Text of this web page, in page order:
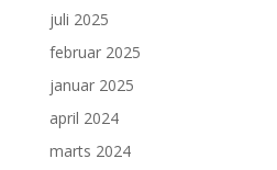
juli 2025
februar 2025
januar 2025
april 2024
marts 2024